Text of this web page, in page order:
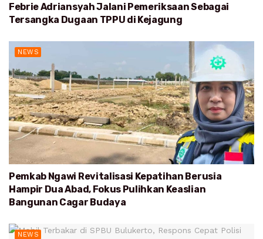
Febrie Adriansyah Jalani Pemeriksaan Sebagai
Tersangka Dugaan TPPU di Kejagung
NEWS
Pemkab Ngawi Revitalisasi Kepatihan Berusia
Hampir Dua Abad, Fokus Pulihkan Keaslian
Bangunan Cagar Budaya
NEWS